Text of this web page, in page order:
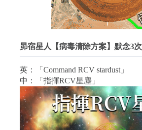
昴宿星人【病毒清除方案】默念3次
英：「Command RCV stardust」
中：「指揮RCV星塵」